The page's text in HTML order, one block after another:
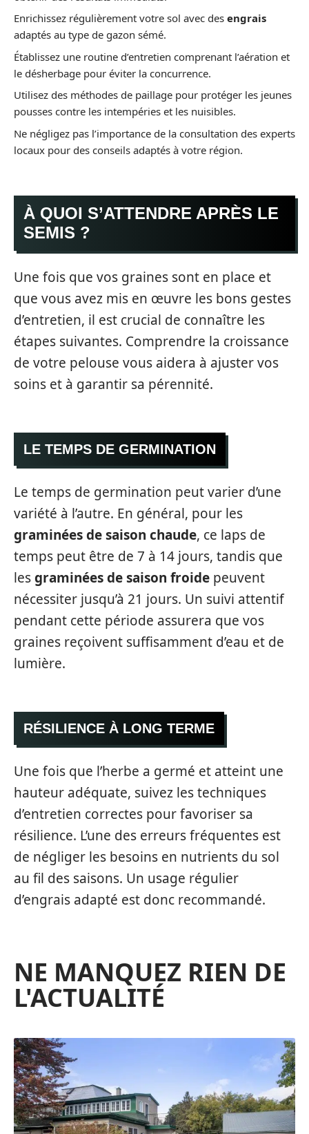
Enrichissez régulièrement votre sol avec des engrais
adaptés au type de gazon sémé.
Établissez une routine d’entretien comprenant l’aération et
le désherbage pour éviter la concurrence.
Utilisez des méthodes de paillage pour protéger les jeunes
pousses contre les intempéries et les nuisibles.
Ne négligez pas l’importance de la consultation des experts
locaux pour des conseils adaptés à votre région.
À QUOI S’ATTENDRE APRÈS LE
SEMIS ?
Une fois que vos graines sont en place et
que vous avez mis en œuvre les bons gestes
d’entretien, il est crucial de connaître les
étapes suivantes. Comprendre la croissance
de votre pelouse vous aidera à ajuster vos
soins et à garantir sa pérennité.
LE TEMPS DE GERMINATION
Le temps de germination peut varier d’une
variété à l’autre. En général, pour les
graminées de saison chaude, ce laps de
temps peut être de 7 à 14 jours, tandis que
lesgraminées de saison froide peuvent
nécessiter jusqu’à 21 jours. Un suivi attentif
pendant cette période assurera que vos
graines reçoivent suffisamment d’eau et de
lumière.
RÉSILIENCE À LONG TERME
Une fois que l’herbe a germé et atteint une
hauteur adéquate, suivez les techniques
d’entretien correctes pour favoriser sa
résilience. L’une des erreurs fréquentes est
de négliger les besoins en nutrients du sol
au fil des saisons. Un usage régulier
d’engrais adapté est donc recommandé.
NE MANQUEZ RIEN DE
L'ACTUALITÉ